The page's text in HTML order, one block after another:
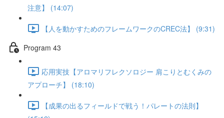
注意】 (14:07)
【人を動かすためのフレームワークのCREC法】 (9:31)
Program 43
応用実技【アロマリフレクソロジー 肩こりとむくみの
アプローチ】 (18:10)
【成果の出るフィールドで戦う！パレートの法則】